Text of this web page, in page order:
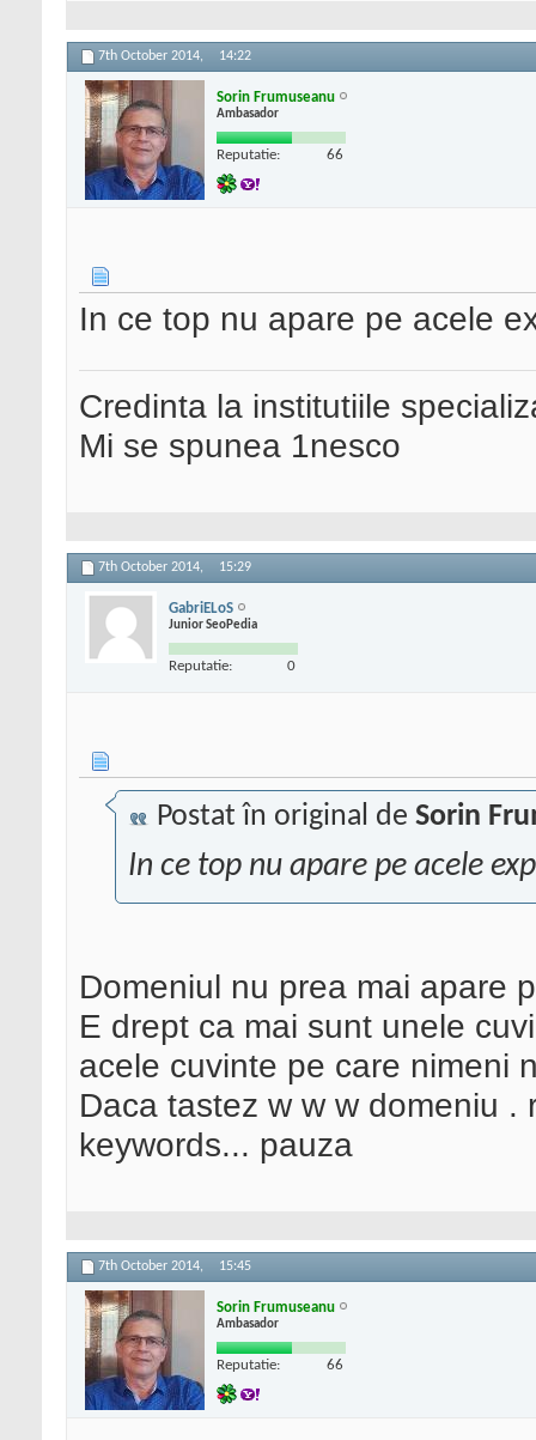
7th October 2014, 14:22
Sorin Frumuseanu
Ambasador
Reputatie: 66
In ce top nu apare pe acele
Credinta la institutiile
Mi se spunea 1nesco
7th October 2014, 15:29
GabriELoS
Junior SeoPedia
Reputatie: 0
Postat în original de Sorin
In ce top nu apare pe acele
Domeniul nu prea mai apare
E drept ca mai sunt unele
acele cuvinte pe care nimeni
Daca tastez w w w domeniu
keywords... pauza
7th October 2014, 15:45
Sorin Frumuseanu
Ambasador
Reputatie: 66